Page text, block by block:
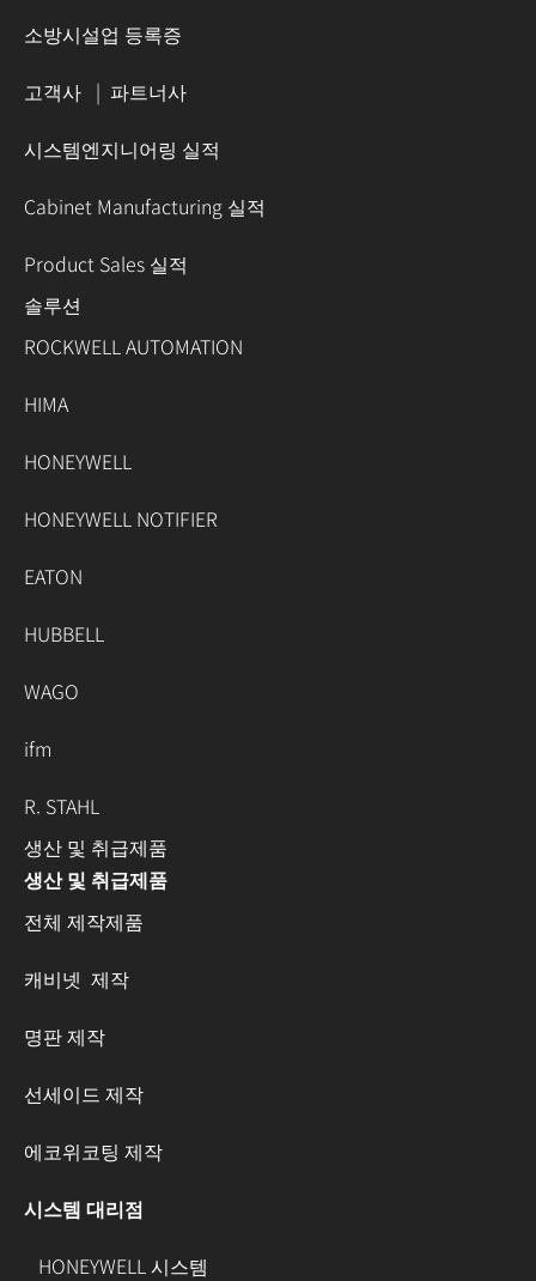
소방시설업 등록증
고객사 | 파트너사
시스템엔지니어링 실적
Cabinet Manufacturing 실적
Product Sales 실적
솔루션
ROCKWELL AUTOMATION
HIMA
HONEYWELL
HONEYWELL NOTIFIER
EATON
HUBBELL
WAGO
ifm
R. STAHL
생산 및 취급제품
생산 및 취급제품
전체 제작제품
캐비넷 제작
명판 제작
선세이드 제작
에코위코팅 제작
시스템 대리점
HONEYWELL 시스템